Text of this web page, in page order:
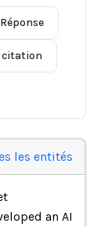
citation
les entités
an AI